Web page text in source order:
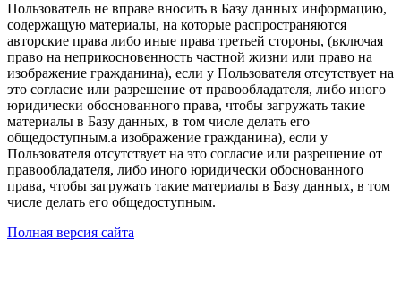
Пользователь не вправе вносить в Базу данных информацию,
содержащую материалы, на которые распространяются
авторские права либо иные права третьей стороны, (включая
право на неприкосновенность частной жизни или право на
изображение гражданина), если у Пользователя отсутствует на
это согласие или разрешение от правообладателя, либо иного
юридически обоснованного права, чтобы загружать такие
материалы в Базу данных, в том числе делать его
общедоступным.а изображение гражданина), если у
Пользователя отсутствует на это согласие или разрешение от
правообладателя, либо иного юридически обоснованного
права, чтобы загружать такие материалы в Базу данных, в том
числе делать его общедоступным.
Полная версия сайта